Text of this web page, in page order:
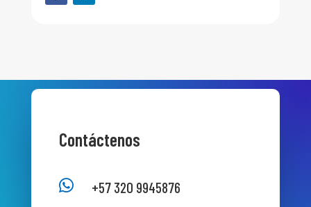
Contáctenos
 +57 320 9945876